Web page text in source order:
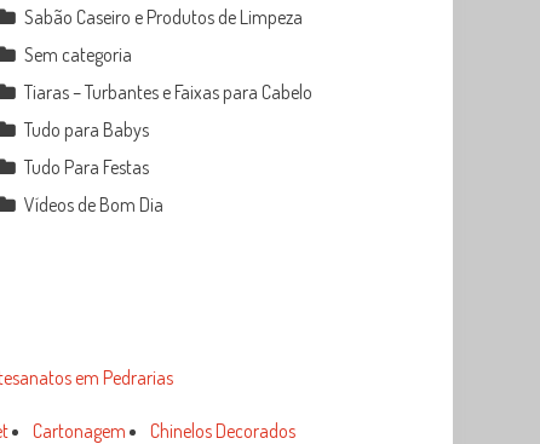
Sabão Caseiro e Produtos de Limpeza
Sem categoria
Tiaras – Turbantes e Faixas para Cabelo
Tudo para Babys
Tudo Para Festas
Vídeos de Bom Dia
em Pedrarias
Cartonagem Chinelos Decorados